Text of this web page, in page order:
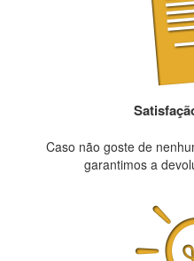
Caso não goste de
garantimos a